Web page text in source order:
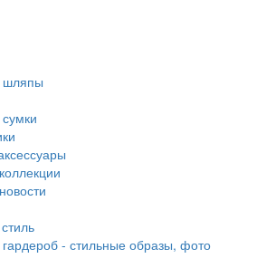
шляпы
- стильные образы, фото